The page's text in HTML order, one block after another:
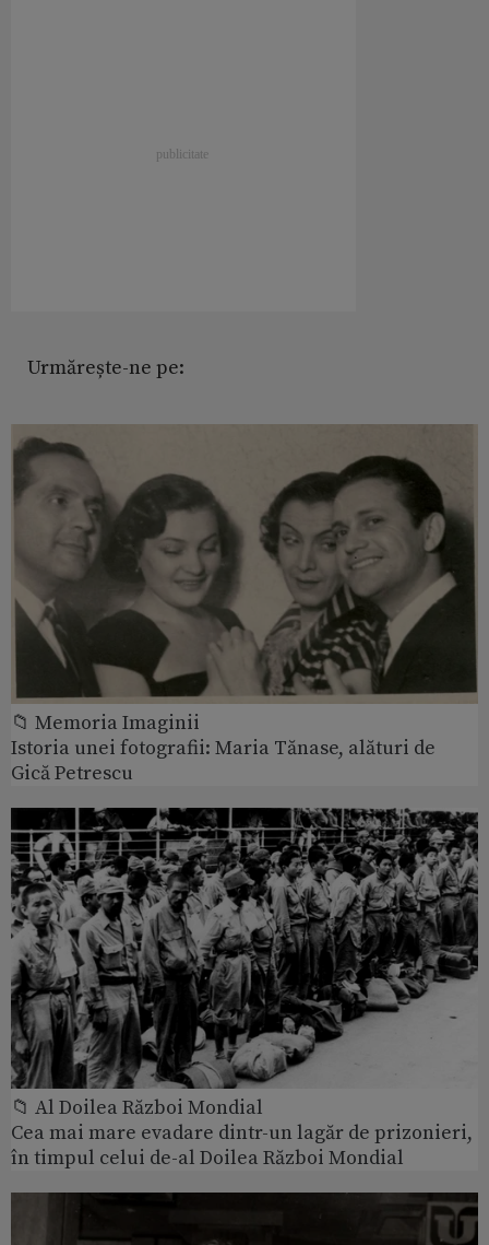
Urmărește-ne pe:
📁 Memoria Imaginii
Istoria unei fotografii: Maria Tănase, alături de
Gică Petrescu
📁 Al Doilea Război Mondial
Cea mai mare evadare dintr-un lagăr de prizonieri,
în timpul celui de-al Doilea Război Mondial